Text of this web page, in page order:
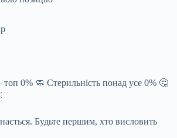
0% 🧼 Стерильність понад усе 0% 🤔
Будьте першим, хто висловить